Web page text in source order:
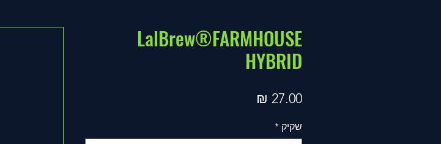
LalBrew®FARMHOUSE
HYBRID
שקיק *